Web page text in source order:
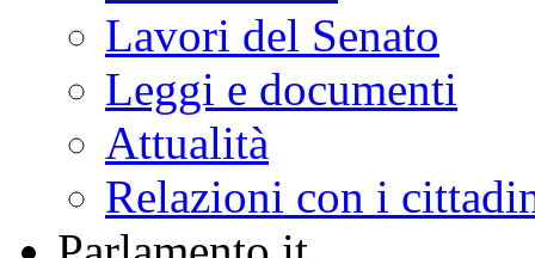
Lavori del Senato
Leggi e documenti
Attualità
Relazioni con i